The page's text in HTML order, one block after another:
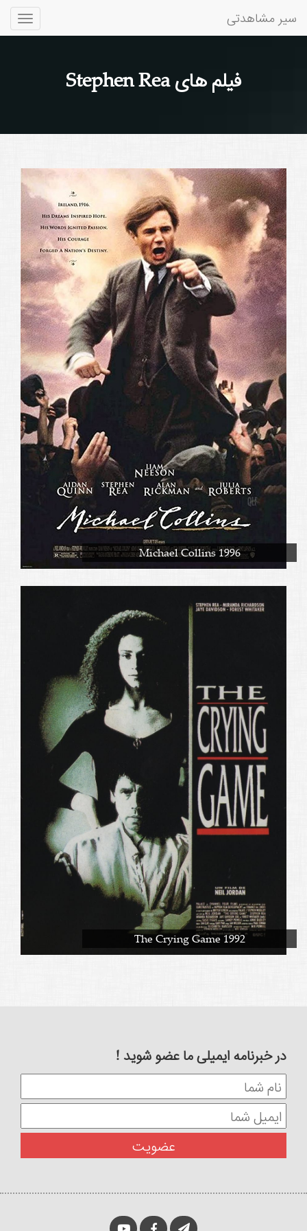
سیر مشاهدتی
فیلم های Stephen Rea
Michael Collins 1996
The Crying Game 1992
در خبرنامه ایمیلی ما عضو شوید !